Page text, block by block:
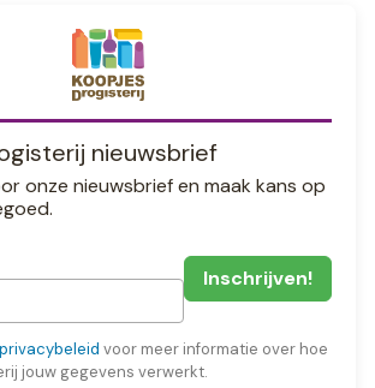
nieuwsbrief
onze nieuwsbrief en maak kans op
privacybeleid voor meer informatie over hoe
jouw gegevens verwerkt.